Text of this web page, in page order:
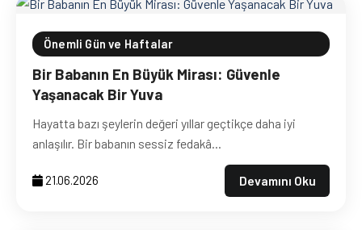
Önemli Gün ve Haftalar
Bir Babanın En Büyük Mirası: Güvenle
Yaşanacak Bir Yuva
Hayatta bazı şeylerin değeri yıllar geçtikçe daha iyi
anlaşılır. Bir babanın sessiz fedakâ...
21.06.2026 Devamını Oku